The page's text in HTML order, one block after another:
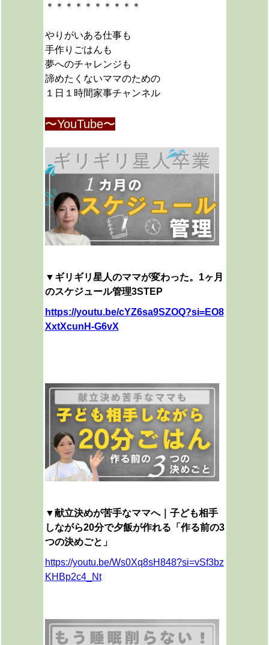
＊＊＊＊＊＊＊＊＊＊
やりがいある仕事も
手作りごはんも
夢へのチャレンジも
諦めたくないママのための
１日１時間家事チャンネル
〜YouTube〜
▼ギリギリ星人のママが変わった。1ヶ月
のスケジュール管理3STEP
https://youtu.be/cYZ6sa9SZOQ?si=EO8
XxtXcunH-G6vX
▼献立決めが苦手なママへ｜子ども相手
しながら20分で夕飯が作れる「作る前の3
つの決めごと」
https://youtu.be/Ws0Xq8sH848?si=vSf3bz
KHBp2c4_Nt